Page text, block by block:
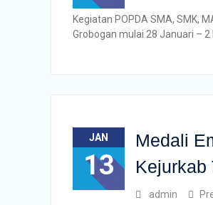
Kegiatan POPDA SMA, SMK,
Grobogan mulai 28 Januari – 2
JAN
13
Medali
Kejurkab
admin